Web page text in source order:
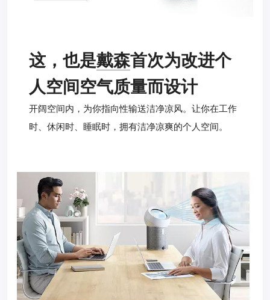
这，也是戴森首次为改进个
人空间空气质量而设计
开阔空间内，为你指向性输送洁净凉风。让你在工作
时、休闲时、睡眠时，拥有洁净凉爽的个人空间。